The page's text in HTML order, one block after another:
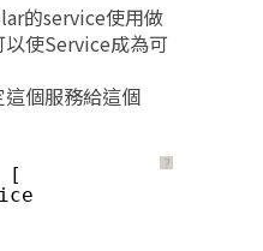
的service使用做
使Service成為可
個服務給這個
？
[